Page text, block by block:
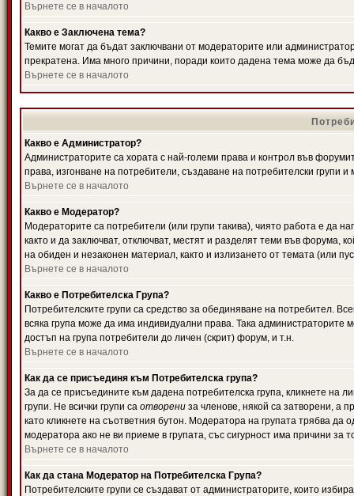
Върнете се в началото
Какво е Заключена тема?
Темите могат да бъдат заключвани от модераторите или
прекратена. Има много причини, поради които дадена тема може да
Върнете се в началото
Какво е Администратор?
Администраторите са хората с най-големи права и контрол във
права, изгонване на потребители, създаване на потребителски групи
Върнете се в началото
Какво е Модератор?
Модераторите са потребители (или групи такива), чиято работа е да
както и да заключват, отключват, местят и разделят теми във форума,
на обиден и незаконен материал, както и излизането от темата (или
Върнете се в началото
Какво е Потребителска Група?
Потребителските групи са средство за обединяване на потребител.
всяка група може да има индивидуални права. Така
достъп на група потребители до личен (скрит) форум, и т.н.
Върнете се в началото
Как да се присъединя към Потребителска група?
За да се присъедините към дадена потребителска група, кликнете на
групи. Не всички групи са отворени за членове, някой са затворени, а
като кликнете на съответния бутон. Модератора на групата трябва
модератора ако не ви приеме в групата, със сигурност има причини за
Върнете се в началото
Как да стана Модератор на Потребителска Група?
Потребителските групи се създават от администраторите, които